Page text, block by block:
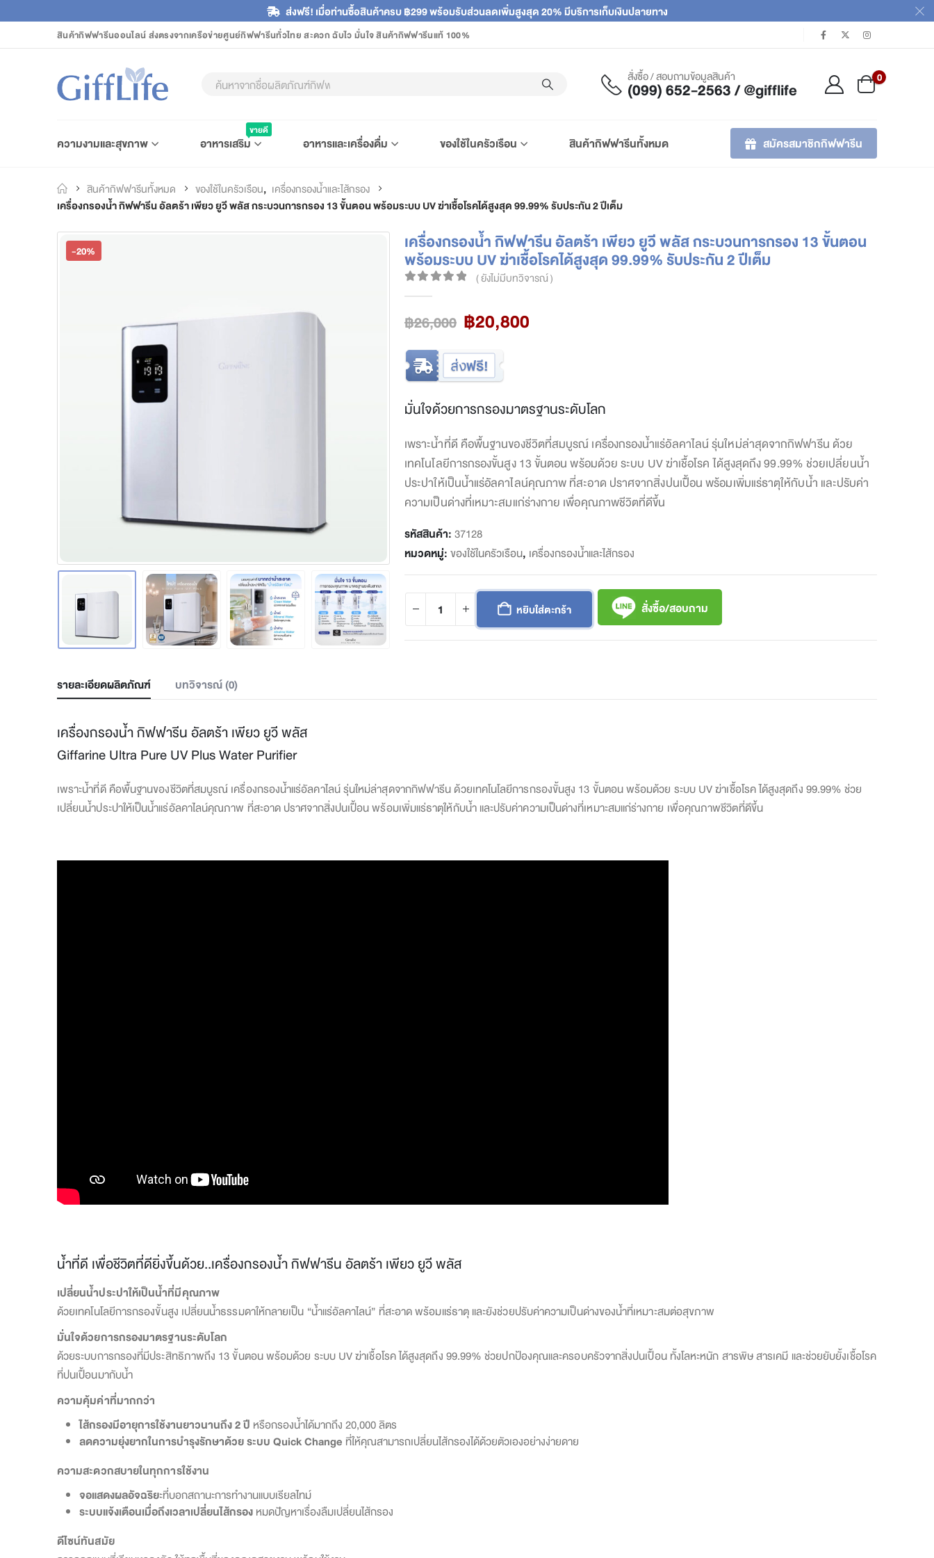
ส่งฟรี! เมื่อท่านซื้อสินค้าครบ ฿299 พร้อมรับส่วนลดเพิ่มสูงสุด 20% มีบริการเก็บเงินปลายทาง
สินค้ากิฟฟารีนออนไลน์ ส่งตรงจากเครือข่ายศูนย์กิฟฟารีนทั่วไทย สะดวก ฉับไว มั่นใจ สินค้ากิฟฟารีนแท้ 100%
สั่งซื้อ / สอบถามข้อมูลสินค้า
(099) 652-2563 / @gifflife
0
ความงามและสุขภาพ อาหารเสริม
ขายดี
อาหารและเครื่องดื่ม ของใช้ในครัวเรือน สินค้ากิฟฟารีนทั้งหมด สมัครสมาชิกกิฟฟารีน
สินค้ากิฟฟารีนทั้งหมด ของใช้ในครัวเรือน, เครื่องกรองน้ำและไส้กรอง
เครื่องกรองน้ำ กิฟฟารีน อัลตร้า เพียว ยูวี พลัส กระบวนการกรอง 13 ขั้นตอน พร้อมระบบ UV ฆ่าเชื้อโรคได้สูงสุด 99.99% รับประกัน 2 ปีเต็ม
-20% เครื่องกรองน้ำ กิฟฟารีน อัลตร้า เพียว ยูวี พลัส กระบวนการกรอง 13 ขั้นตอน
พร้อมระบบ UV ฆ่าเชื้อโรคได้สูงสุด 99.99% รับประกัน 2 ปีเต็ม
( ยังไม่มีบทวิจารณ์ )
฿26,000 Original
price
was:
฿26,000.
฿20,800
มั่นใจด้วยการกรองมาตรฐานระดับโลก
เพราะน้ำที่ดี คือพื้นฐานของชีวิตที่สมบูรณ์ เครื่องกรองน้ำแร่อัลคาไลน์ รุ่นใหม่ล่าสุดจากกิฟฟารีน ด้วย
เทคโนโลยีการกรองขั้นสูง 13 ขั้นตอน พร้อมด้วย ระบบ UV ฆ่าเชื้อโรค ได้สูงสุดถึง 99.99% ช่วยเปลี่ยนน้ำ
ประปาให้เป็นน้ำแร่อัลคาไลน์คุณภาพ ที่สะอาด ปราศจากสิ่งปนเปื้อน พร้อมเพิ่มแร่ธาตุให้กับน้ำ และปรับค่า
ความเป็นด่างที่เหมาะสมแก่ร่างกาย เพื่อคุณภาพชีวิตที่ดีขึ้น
รหัสสินค้า: 37128
หมวดหมู่: ของใช้ในครัวเรือน, เครื่องกรองน้ำและไส้กรอง
หยิบใส่ตะกร้า สั่งซื้อ/สอบถาม
รายละเอียดผลิตภัณฑ์ บทวิจารณ์ (0)
เครื่องกรองน้ำ กิฟฟารีน อัลตร้า เพียว ยูวี พลัส
Giffarine Ultra Pure UV Plus Water Purifier
เพราะน้ำที่ดี คือพื้นฐานของชีวิตที่สมบูรณ์ เครื่องกรองน้ำแร่อัลคาไลน์ รุ่นใหม่ล่าสุดจากกิฟฟารีน ด้วยเทคโนโลยีการกรองขั้นสูง 13 ขั้นตอน พร้อมด้วย ระบบ UV ฆ่าเชื้อโรค ได้สูงสุดถึง 99.99% ช่วย
เปลี่ยนน้ำประปาให้เป็นน้ำแร่อัลคาไลน์คุณภาพ ที่สะอาด ปราศจากสิ่งปนเปื้อน พร้อมเพิ่มแร่ธาตุให้กับน้ำ และปรับค่าความเป็นด่างที่เหมาะสมแก่ร่างกาย เพื่อคุณภาพชีวิตที่ดีขึ้น
น้ำที่ดี เพื่อชีวิตที่ดียิ่งขึ้นด้วย..เครื่องกรองน้ำ กิฟฟารีน อัลตร้า เพียว ยูวี พลัส
เปลี่ยนน้ำประปาให้เป็นน้ำที่มีคุณภาพ
ด้วยเทคโนโลยีการกรองขั้นสูง เปลี่ยนน้ำธรรมดาให้กลายเป็น “น้ำแร่อัลคาไลน์” ที่สะอาด พร้อมแร่ธาตุ และยังช่วยปรับค่าความเป็นด่างของน้ำที่เหมาะสมต่อสุขภาพ
มั่นใจด้วยการกรองมาตรฐานระดับโลก
ด้วยระบบการกรองที่มีประสิทธิภาพถึง 13 ขั้นตอน พร้อมด้วย ระบบ UV ฆ่าเชื้อโรค ได้สูงสุดถึง 99.99% ช่วยปกป้องคุณและครอบครัวจากสิ่งปนเปื้อน ทั้งโลหะหนัก สารพิษ สารเคมี และช่วยยับยั้งเชื้อโรค
ที่ปนเปื้อนมากับน้ำ
ความคุ้มค่าที่มากกว่า
ไส้กรองมีอายุการใช้งานยาวนานถึง 2 ปี หรือกรองน้ำได้มากถึง 20,000 ลิตร
ลดความยุ่งยากในการบำรุงรักษาด้วย ระบบ Quick Change ที่ให้คุณสามารถเปลี่ยนไส้กรองได้ด้วยตัวเองอย่างง่ายดาย
ความสะดวกสบายในทุกการใช้งาน
จอแสดงผลอัจฉริยะที่บอกสถานะการทำงานแบบเรียลไทม์
ระบบแจ้งเตือนเมื่อถึงเวลาเปลี่ยนไส้กรอง หมดปัญหาเรื่องลืมเปลี่ยนไส้กรอง
ดีไซน์ทันสมัย